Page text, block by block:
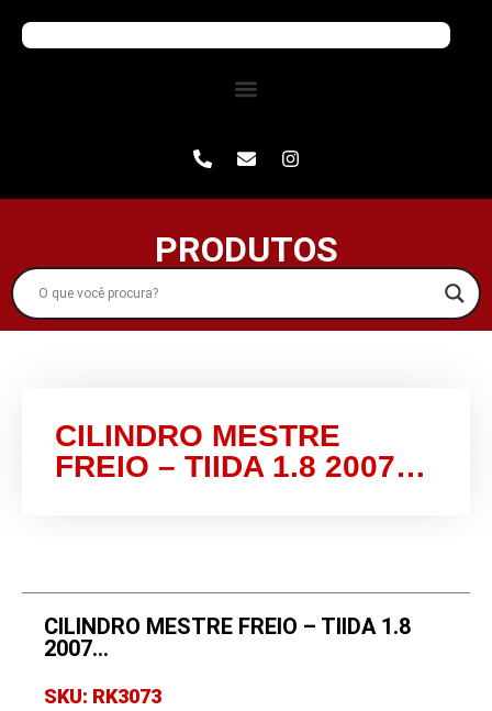
PRODUTOS
CILINDRO MESTRE
FREIO – TIIDA 1.8 2007…
CILINDRO MESTRE FREIO – TIIDA 1.8
2007…
SKU: RK3073